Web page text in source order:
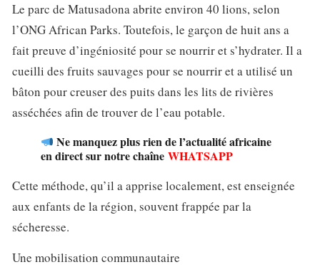
Le parc de Matusadona abrite environ 40 lions, selon
l’ONG African Parks. Toutefois, le garçon de huit ans a
fait preuve d’ingéniosité pour se nourrir et s’hydrater. Il a
cueilli des fruits sauvages pour se nourrir et a utilisé un
bâton pour creuser des puits dans les lits de rivières
asséchées afin de trouver de l’eau potable.
Ne manquez plus rien de l’actualité africaine
en direct sur notre chaîne WHATSAPP
Cette méthode, qu’il a apprise localement, est enseignée
aux enfants de la région, souvent frappée par la
sécheresse.
Une mobilisation communautaire